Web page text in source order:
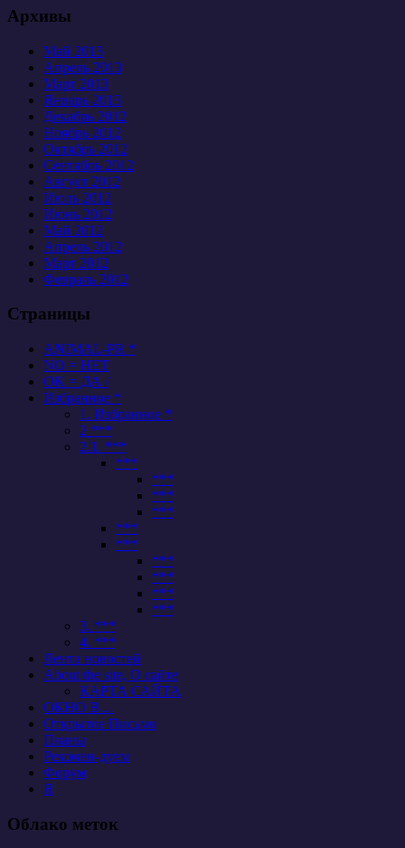
Архивы
Май 2013
Апрель 2013
Март 2013
Январь 2013
Декабрь 2012
Ноябрь 2012
Октябрь 2012
Сентябрь 2012
Август 2012
Июль 2012
Июнь 2012
Май 2012
Апрель 2012
Март 2012
Февраль 2012
Страницы
ANIMAL-PR *
NO = НЕТ
OK = ДА /
Избранное *
1. Избранное *
2 ***
2.1. ***
***
***
***
***
***
***
***
***
***
***
3. ***
4. ***
Лента новостей
About the site, О сайте
КАРТА САЙТА
ОКНО В…
Открытое Письмо
Планы
Рекомен-дуем
Форум
Я
Облако меток